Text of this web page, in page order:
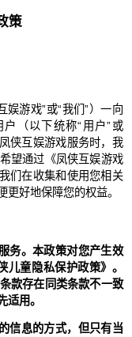
策
游戏”或“我们”）一向
（以下统称“用户”或
侠互娱游戏服务时，我
望通过《凤侠互娱游戏
们在收集和使用您相关
好地保障您的权益。
务。本政策对您产生效
童隐私保护政策》。
款存在同类条款不一致
适用。
信息的方式，但只有当